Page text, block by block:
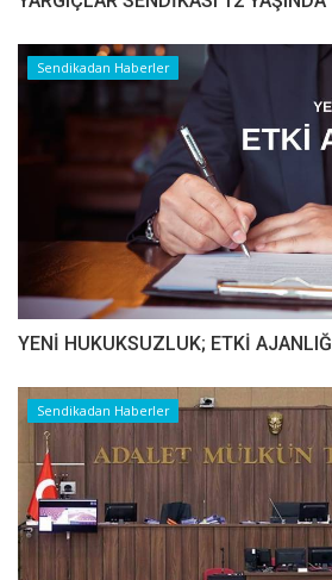
Sendikadan Haberler
YENİ HUKUKSUZLUK; ETKİ AJANLIĞI
Sendikadan Haberler